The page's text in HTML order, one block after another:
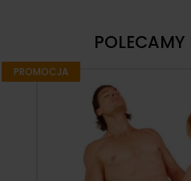
POLECAMY
PROMOCJA